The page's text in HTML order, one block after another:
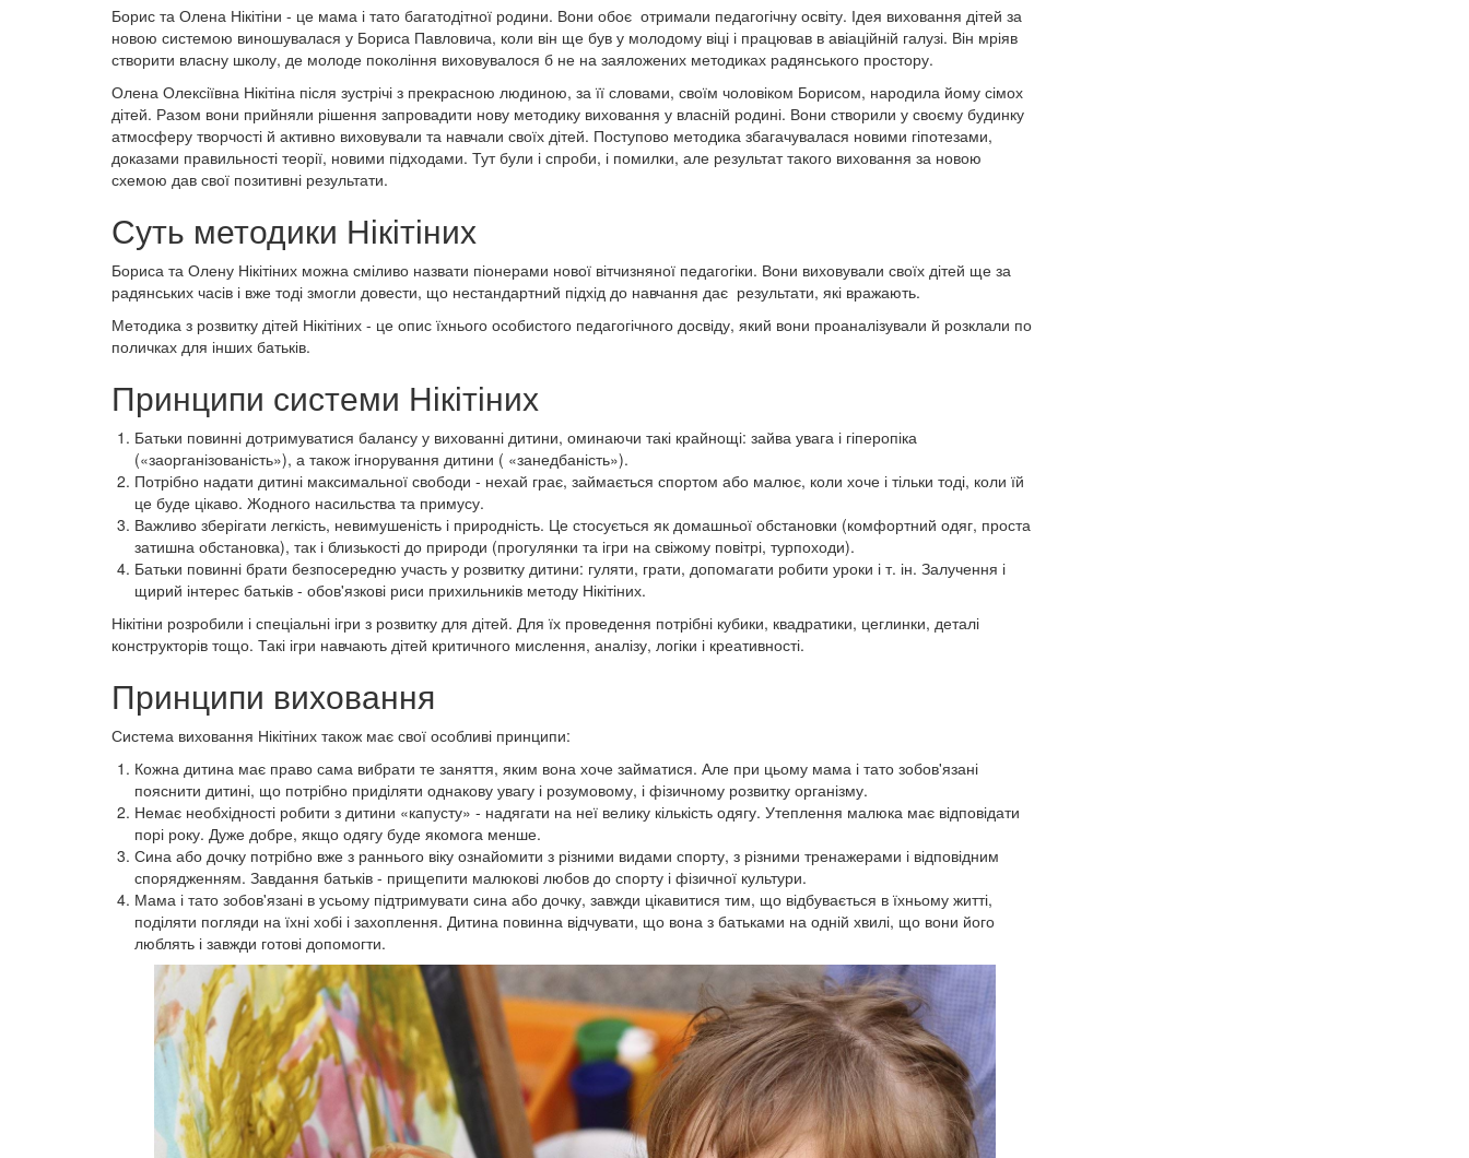
Борис та Олена Нікітіни - це мама і тато багатодітної родини. Вони обоє отримали педагогічну освіту. Ідея виховання дітей за
новою системою виношувалася у Бориса Павловича, коли він ще був у молодому віці і працював в авіаційній галузі. Він мріяв
створити власну школу, де молоде покоління виховувалося б не на заяложених методиках радянського простору.
Олена Олексіївна Нікітіна після зустрічі з прекрасною людиною, за її словами, своїм чоловіком Борисом, народила йому сімох
дітей. Разом вони прийняли рішення запровадити нову методику виховання у власній родині. Вони створили у своєму будинку
атмосферу творчості й активно виховували та навчали своїх дітей. Поступово методика збагачувалася новими гіпотезами,
доказами правильності теорії, новими підходами. Тут були і спроби, і помилки, але результат такого виховання за новою
схемою дав свої позитивні результати.
Суть методики Нікітіних
Бориса та Олену Нікітіних можна сміливо назвати піонерами нової вітчизняної педагогіки. Вони виховували своїх дітей ще за
радянських часів і вже тоді змогли довести, що нестандартний підхід до навчання дає результати, які вражають.
Методика з розвитку дітей Нікітіних - це опис їхнього особистого педагогічного досвіду, який вони проаналізували й розклали по
поличках для інших батьків.
Принципи системи Нікітіних
Батьки повинні дотримуватися балансу у вихованні дитини, оминаючи такі крайнощі: зайва увага і гіперопіка
(«заорганізованість»), а також ігнорування дитини ( «занедбаність»).
Потрібно надати дитині максимальної свободи - нехай грає, займається спортом або малює, коли хоче і тільки тоді, коли їй
це буде цікаво. Жодного насильства та примусу.
Важливо зберігати легкість, невимушеність і природність. Це стосується як домашньої обстановки (комфортний одяг, проста
затишна обстановка), так і близькості до природи (прогулянки та ігри на свіжому повітрі, турпоходи).
Батьки повинні брати безпосередню участь у розвитку дитини: гуляти, грати, допомагати робити уроки і т. ін. Залучення і
щирий інтерес батьків - обов'язкові риси прихильників методу Нікітіних.
Нікітіни розробили і спеціальні ігри з розвитку для дітей. Для їх проведення потрібні кубики, квадратики, цеглинки, деталі
конструкторів тощо. Такі ігри навчають дітей критичного мислення, аналізу, логіки і креативності.
Принципи виховання
Система виховання Нікітіних також має свої особливі принципи:
Кожна дитина має право сама вибрати те заняття, яким вона хоче займатися. Але при цьому мама і тато зобов'язані
пояснити дитині, що потрібно приділяти однакову увагу і розумовому, і фізичному розвитку організму.
Немає необхідності робити з дитини «капусту» - надягати на неї велику кількість одягу. Утеплення малюка має відповідати
порі року. Дуже добре, якщо одягу буде якомога менше.
Сина або дочку потрібно вже з раннього віку ознайомити з різними видами спорту, з різними тренажерами і відповідним
спорядженням. Завдання батьків - прищепити малюкові любов до спорту і фізичної культури.
Мама і тато зобов'язані в усьому підтримувати сина або дочку, завжди цікавитися тим, що відбувається в їхньому житті,
поділяти погляди на їхні хобі і захоплення. Дитина повинна відчувати, що вона з батьками на одній хвилі, що вони його
люблять і завжди готові допомогти.